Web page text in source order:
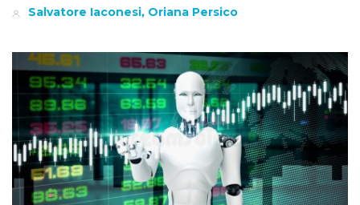
Salvatore Iaconesi, Oriana Persico